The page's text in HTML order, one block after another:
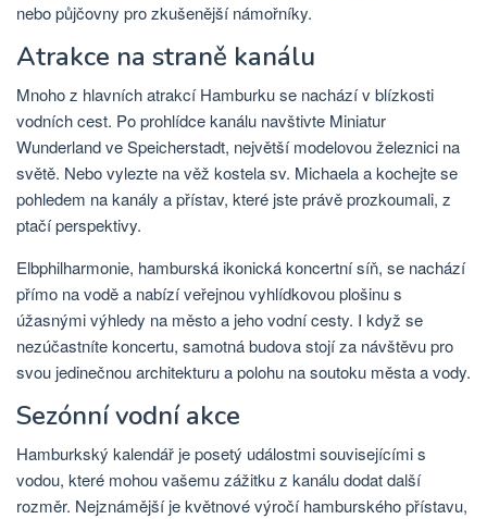
nebo půjčovny pro zkušenější námořníky.
Atrakce na straně kanálu
Mnoho z hlavních atrakcí Hamburku se nachází v blízkosti
vodních cest. Po prohlídce kanálu navštivte Miniatur
Wunderland ve Speicherstadt, největší modelovou železnici na
světě. Nebo vylezte na věž kostela sv. Michaela a kochejte se
pohledem na kanály a přístav, které jste právě prozkoumali, z
ptačí perspektivy.
Elbphilharmonie, hamburská ikonická koncertní síň, se nachází
přímo na vodě a nabízí veřejnou vyhlídkovou plošinu s
úžasnými výhledy na město a jeho vodní cesty. I když se
nezúčastníte koncertu, samotná budova stojí za návštěvu pro
svou jedinečnou architekturu a polohu na soutoku města a vody.
Sezónní vodní akce
Hamburkský kalendář je posetý událostmi souvisejícími s
vodou, které mohou vašemu zážitku z kanálu dodat další
rozměr. Nejznámější je květnové výročí hamburského přístavu,